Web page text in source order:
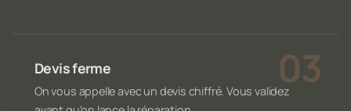
Devis ferme
On vous appelle avec un devis chiffré. Vous validez